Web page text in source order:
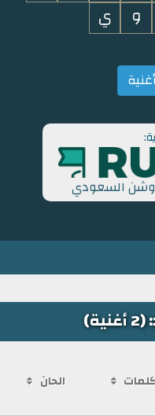
و ي
روشن السعودي
الحان